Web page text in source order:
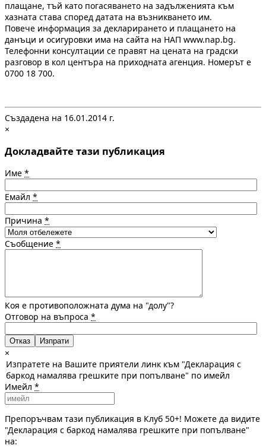
плащане, тъй като погасяването на задълженията към
хазната става според датата на възникването им.
Повече информация за декларирането и плащането на
данъци и осигуровки има на сайта на НАП www.nap.bg.
Телефонни консултации се правят на цената на градски
разговор в кол центъра на приходната агенция. Номерът е
0700 18 700.
Създадена на 16.01.2014 г.
×
Докладвайте тази публикация
Име *
Емайл *
Причина *
Съобщение *
Коя е противоположната дума на "долу"?
Отговор на въпроса *
Отказ
×
Изпратете на Вашите приятели линк към "Декларация с
баркод намалява грешките при попълване" по имейл
Имейл *
Препоръчвам тази публикация в Клуб 50+! Можете да видите
"Декларация с баркод намалява грешките при попълване"
на: